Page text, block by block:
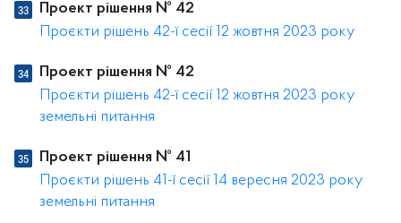
Проект рішення № 42
Проєкти рішень 42-ї сесії 12 жовтня 2023 року
Проект рішення № 42
Проєкти рішень 42-ї сесії 12 жовтня 2023 року
земельні питання
Проект рішення № 41
Проєкти рішень 41-ї сесії 14 вересня 2023 року
земельні питання